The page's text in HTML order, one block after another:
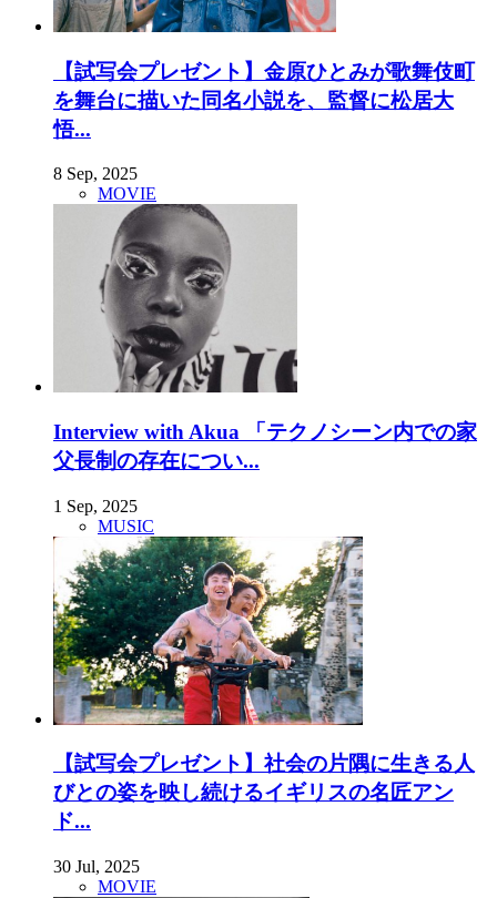
【試写会プレゼント】金原ひとみが歌舞伎町
を舞台に描いた同名小説を、監督に松居大
悟...
8 Sep, 2025
MOVIE
Interview with Akua 「テクノシーン内での家
父長制の存在につい...
1 Sep, 2025
MUSIC
【試写会プレゼント】社会の片隅に生きる人
びとの姿を映し続けるイギリスの名匠アン
ド...
30 Jul, 2025
MOVIE